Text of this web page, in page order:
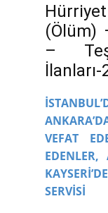
(Ölüm)
–
VEFAT
EDENLER,
SERVİSİ